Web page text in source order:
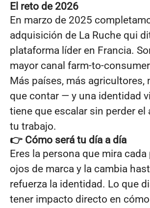
El reto de 2026
En marzo de 2025
adquisición de La Ruche qui
plataforma líder en Francia.
mayor canal farm-to-
Más países, más agricultores,
que contar — y una identidad
tiene que escalar sin perder el
tu trabajo.
👉 Cómo será tu día a día
Eres la persona que mira cada
ojos de marca y la cambia
refuerza la identidad. Lo que
tener impacto directo en cómo